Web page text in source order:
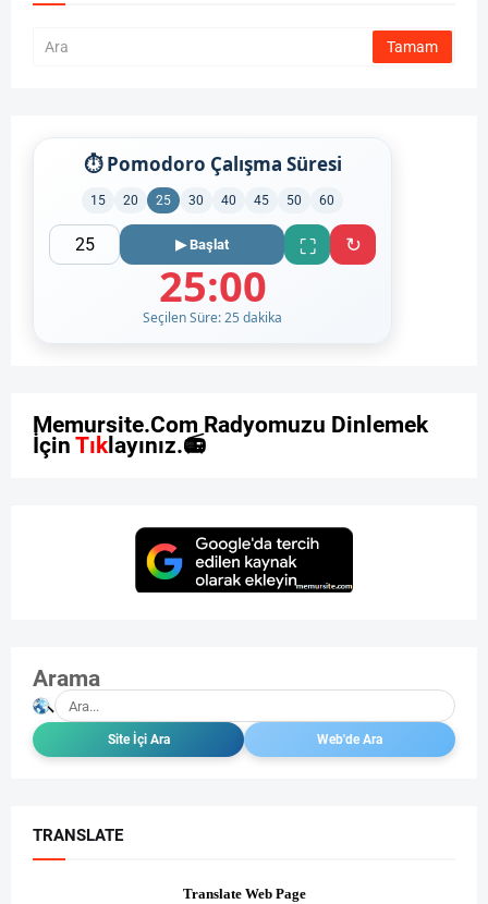
⏱ Pomodoro Çalışma Süresi
15 20 25 30 40 45 50 60
▶ Başlat ⛶ ↻
25:00
Seçilen Süre: 25 dakika
Memursite.Com Radyomuzu Din emek
İçin Tı kl ayınız.
Arama
TRANSLATE
Translate Web Page